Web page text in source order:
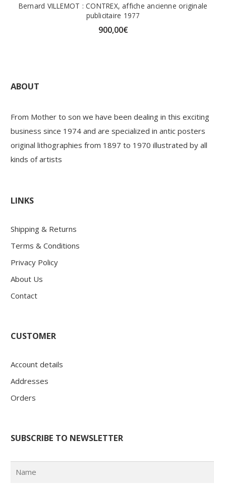
Bernard VILLEMOT : CONTREX, affiche ancienne originale
publicitaire 1977
900,00€
ABOUT
From Mother to son we have been dealing in this exciting
business since 1974 and are specialized in antic posters
original lithographies from 1897 to 1970 illustrated by all
kinds of artists
LINKS
Shipping & Returns
Terms & Conditions
Privacy Policy
About Us
Contact
CUSTOMER
Account details
Addresses
Orders
SUBSCRIBE TO NEWSLETTER